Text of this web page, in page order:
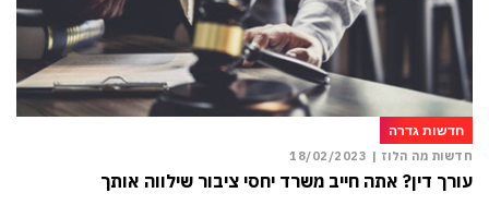
חדשות גדרה
חדשות מה הלוז | 18/02/2023
עורך דין? אתה חייב משרד יחסי ציבור שילווה אותך